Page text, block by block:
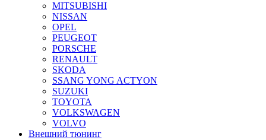
MITSUBISHI
NISSAN
OPEL
PEUGEOT
PORSCHE
RENAULT
SKODA
SSANG YONG ACTYON
SUZUKI
TOYOTA
VOLKSWAGEN
VOLVO
Внешний тюнинг